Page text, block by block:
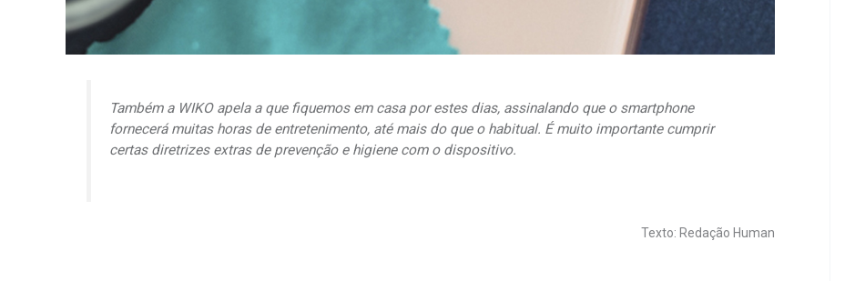
Também a WIKO apela a que fiquemos em casa por estes dias, assinalando que o smartphone
fornecerá muitas horas de entretenimento, até mais do que o habitual. É muito importante cumprir
certas diretrizes extras de prevenção e higiene com o dispositivo.
Texto: Redação Human